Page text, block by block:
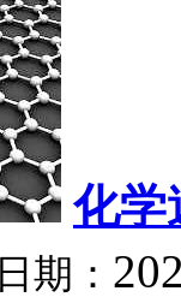
化学
日期：